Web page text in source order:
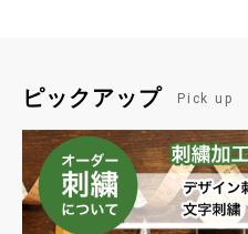
ピックアップ Pick up